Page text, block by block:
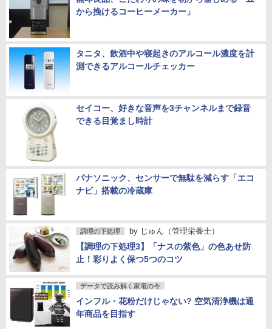
から挽けるコーヒーメーカー」
タニタ、飲酒中や寝起きのアルコール濃度を計
測できるアルコールチェッカー
セイコー、好きな音声を3チャンネルまで録音
できる目覚まし時計
パナソニック、センサーで無駄を減らす「エコ
ナビ」搭載の冷蔵庫
調理の下処理 by じゅん（管理栄養士）
【調理の下処理3】「ナスの紫色」の色あせ防
止！彩りよく保つ5つのコツ
データで読み解く家電の今
インフル・花粉だけじゃない? 空気清浄機は通
年商品を目指す